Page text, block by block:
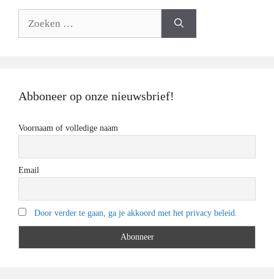
Abboneer op onze nieuwsbrief!
Voornaam of volledige naam
Email
Door verder te gaan, ga je akkoord met het privacy beleid.